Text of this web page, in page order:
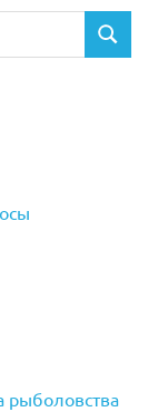
рыболовства